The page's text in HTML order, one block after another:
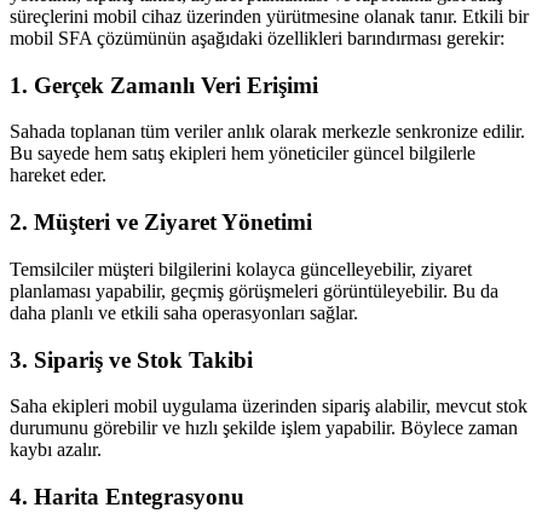
süreçlerini mobil cihaz üzerinden yürütmesine olanak tanır. Etkili bir
mobil SFA çözümünün aşağıdaki özellikleri barındırması gerekir:
1. Gerçek Zamanlı Veri Erişimi
Sahada toplanan tüm veriler anlık olarak merkezle senkronize edilir.
Bu sayede hem satış ekipleri hem yöneticiler güncel bilgilerle
hareket eder.
2. Müşteri ve Ziyaret Yönetimi
Temsilciler müşteri bilgilerini kolayca güncelleyebilir, ziyaret
planlaması yapabilir, geçmiş görüşmeleri görüntüleyebilir. Bu da
daha planlı ve etkili saha operasyonları sağlar.
3. Sipariş ve Stok Takibi
Saha ekipleri mobil uygulama üzerinden sipariş alabilir, mevcut stok
durumunu görebilir ve hızlı şekilde işlem yapabilir. Böylece zaman
kaybı azalır.
4. Harita Entegrasyonu